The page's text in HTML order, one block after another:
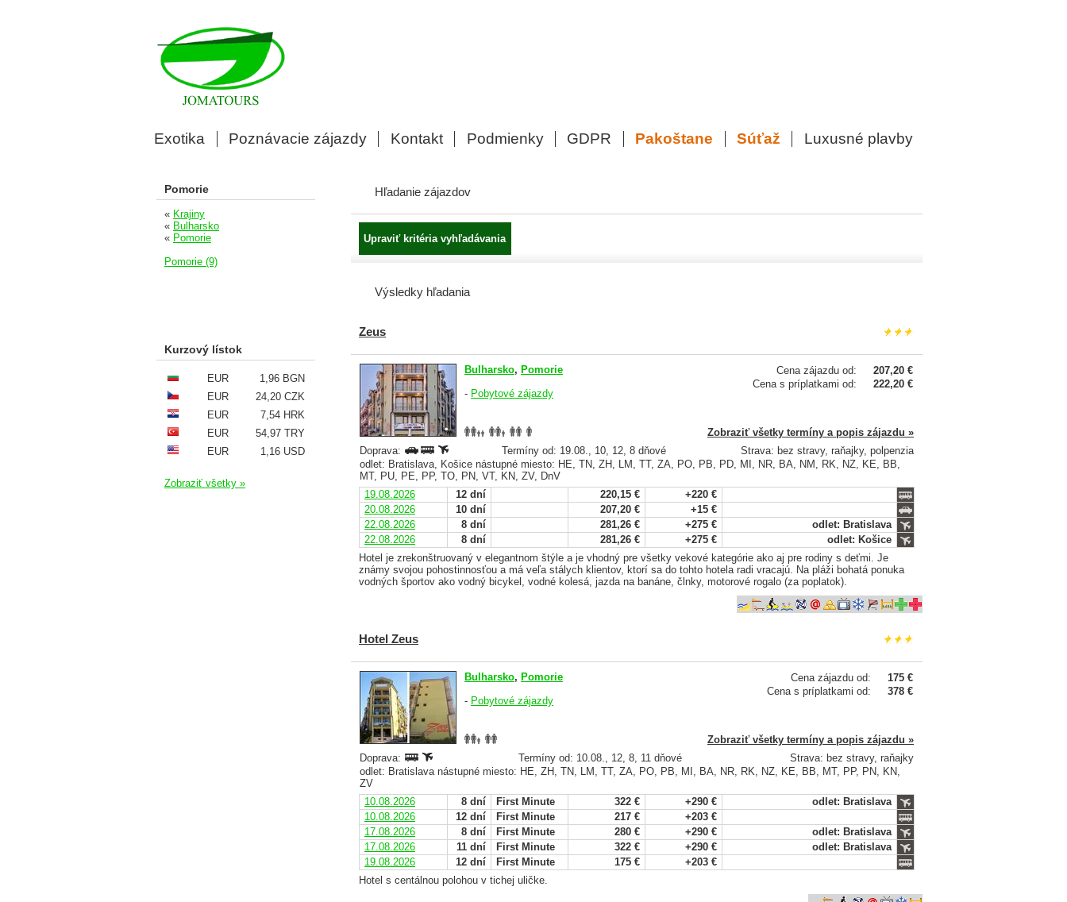
Exotika Poznávacie zájazdy Kontakt Podmienky GDPR Pakoštane Súťaž Luxusné plavby
Hľadanie zájazdov
Výsledky hľadania
Zeus
Cena zájazdu od:
207,20 €
Cena s príplatkami od:
222,20 €
Bulharsko, Pomorie
- Pobytové zájazdy
Zobraziť všetky termíny a popis zájazdu »
Doprava:
Termíny od: 19.08., 10, 12, 8 dňové
Strava: bez stravy, raňajky, polpenzia
odlet: Bratislava, Košice nástupné miesto: HE, TN, ZH, LM, TT, ZA, PO, PB, PD, MI, NR, BA, NM, RK, NZ, KE, BB,
MT, PU, PE, PP, TO, PN, VT, KN, ZV, DnV
19.08.2026
12 dní 220,15 €
+220 €
20.08.2026
10 dní 207,20 €
+15 €
22.08.2026
8 dní 281,26 € +275 €
odlet: Bratislava
22.08.2026
8 dní 281,26 € +275 €
odlet: Košice
Hotel je zrekonštruovaný v elegantnom štýle a je vhodný pre všetky vekové kategórie ako aj pre rodiny s deťmi. Je
známy svojou pohostinnosťou a má veľa stálych klientov, ktorí sa do tohto hotela radi vracajú. Na pláži bohatá ponuka
vodných športov ako vodný bicykel, vodné kolesá, jazda na banáne, člnky, motorové rogalo (za poplatok).
Hotel Zeus
Cena zájazdu od:
175 €
Cena s príplatkami od:
378 €
Bulharsko, Pomorie
- Pobytové zájazdy
Zobraziť všetky termíny a popis zájazdu »
Doprava:
Termíny od: 10.08., 12, 8, 11 dňové
Strava: bez stravy, raňajky
odlet: Bratislava nástupné miesto: HE, ZH, TN, LM, TT, ZA, PO, PB, MI, BA, NR, RK, NZ, KE, BB, MT, PP, PN, KN,
ZV
10.08.2026
8 dní First Minute 322 € +290 €
odlet: Bratislava
10.08.2026
12 dní First Minute 217 €
+203 €
17.08.2026
8 dní First Minute 280 € +290 €
odlet: Bratislava
17.08.2026
11 dní First Minute 322 € +290 €
odlet: Bratislava
19.08.2026
12 dní First Minute 175 €
+203 €
Hotel s centálnou polohou v tichej uličke.
Pomorie
« Krajiny
« Bulharsko
« Pomorie
Pomorie (9)
Kurzový lístok
EUR
1,96 BGN
EUR
24,20 CZK
EUR
7,54 HRK
EUR
54,97 TRY
EUR
1,16 USD
Zobraziť všetky »